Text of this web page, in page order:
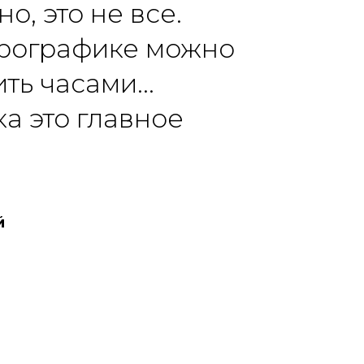
это не все.
можно
часами...
это главное